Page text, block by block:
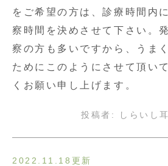
をご希望の方は、診療時間内
察時間を決めさせて下さい。
察の方も多いですから、うま
ためにこのようにさせて頂い
くお願い申し上げます。
投稿者: しらいし
2022.11.18更新